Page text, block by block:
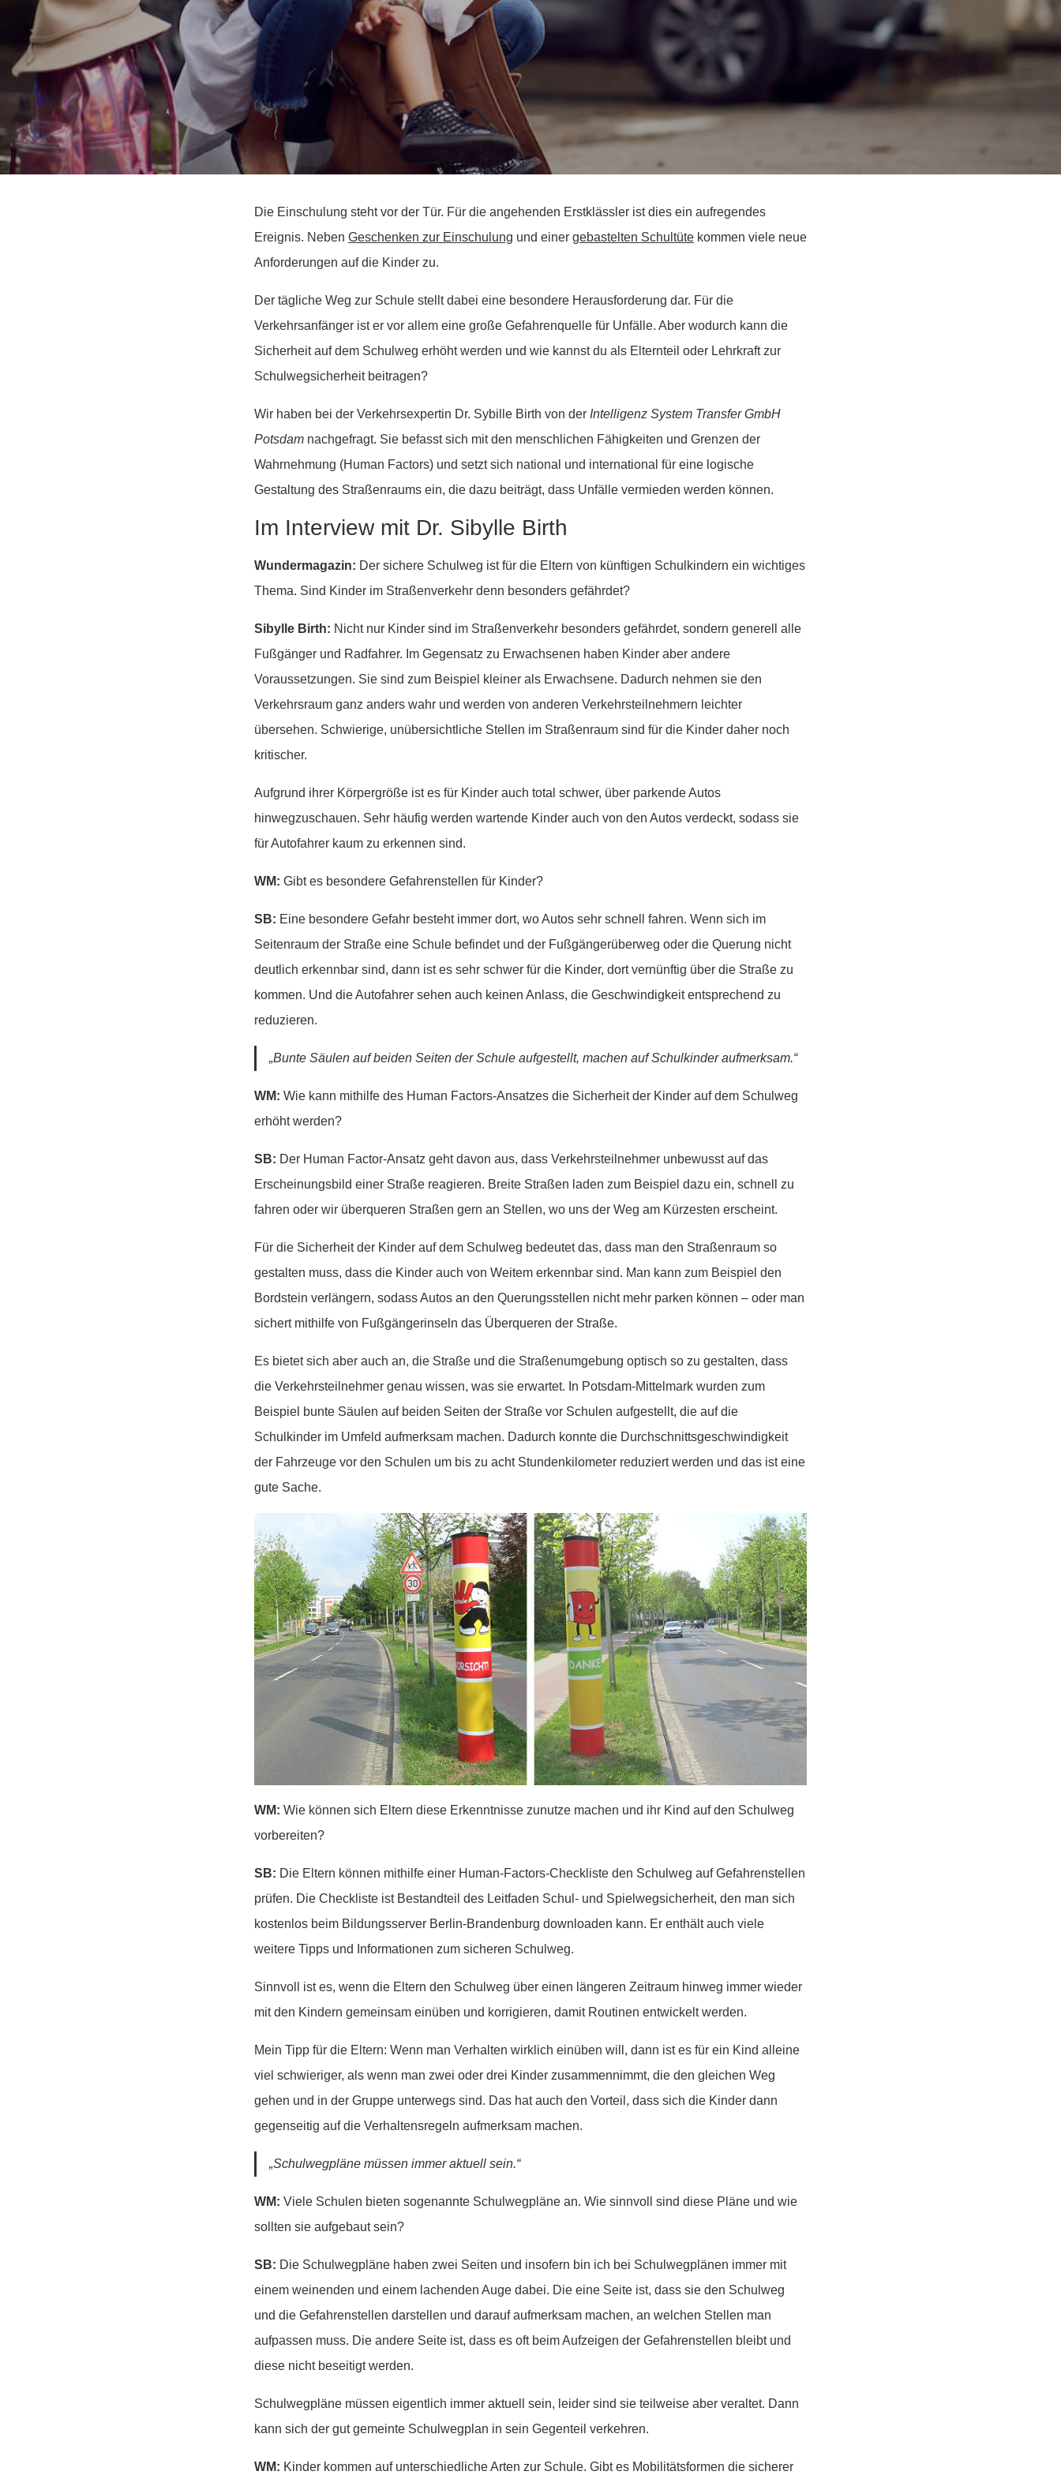
Die Einschulung steht vor der Tür. Für die angehenden Erstklässler ist dies ein aufregendes
Ereignis. Neben Geschenken zur Einschulung und einer gebastelten Schultüte kommen viele neue
Anforderungen auf die Kinder zu.
Der tägliche Weg zur Schule stellt dabei eine besondere Herausforderung dar. Für die
Verkehrsanfänger ist er vor allem eine große Gefahrenquelle für Unfälle. Aber wodurch kann die
Sicherheit auf dem Schulweg erhöht werden und wie kannst du als Elternteil oder Lehrkraft zur
Schulwegsicherheit beitragen?
Wir haben bei der Verkehrsexpertin Dr. Sybille Birth von der Intelligenz System Transfer GmbH
Potsdam nachgefragt. Sie befasst sich mit den menschlichen Fähigkeiten und Grenzen der
Wahrnehmung (Human Factors) und setzt sich national und international für eine logische
Gestaltung des Straßenraums ein, die dazu beiträgt, dass Unfälle vermieden werden können.
Im Interview mit Dr. Sibylle Birth
Wundermagazin: Der sichere Schulweg ist für die Eltern von künftigen Schulkindern ein wichtiges
Thema. Sind Kinder im Straßenverkehr denn besonders gefährdet?
Sibylle Birth: Nicht nur Kinder sind im Straßenverkehr besonders gefährdet, sondern generell alle
Fußgänger und Radfahrer. Im Gegensatz zu Erwachsenen haben Kinder aber andere
Voraussetzungen. Sie sind zum Beispiel kleiner als Erwachsene. Dadurch nehmen sie den
Verkehrsraum ganz anders wahr und werden von anderen Verkehrsteilnehmern leichter
übersehen. Schwierige, unübersichtliche Stellen im Straßenraum sind für die Kinder daher noch
kritischer.
Aufgrund ihrer Körpergröße ist es für Kinder auch total schwer, über parkende Autos
hinwegzuschauen. Sehr häufig werden wartende Kinder auch von den Autos verdeckt, sodass sie
für Autofahrer kaum zu erkennen sind.
WM: Gibt es besondere Gefahrenstellen für Kinder?
SB: Eine besondere Gefahr besteht immer dort, wo Autos sehr schnell fahren. Wenn sich im
Seitenraum der Straße eine Schule befindet und der Fußgängerüberweg oder die Querung nicht
deutlich erkennbar sind, dann ist es sehr schwer für die Kinder, dort vernünftig über die Straße zu
kommen. Und die Autofahrer sehen auch keinen Anlass, die Geschwindigkeit entsprechend zu
reduzieren.
„Bunte Säulen auf beiden Seiten der Schule aufgestellt, machen auf Schulkinder aufmerksam.“
WM: Wie kann mithilfe des Human Factors-Ansatzes die Sicherheit der Kinder auf dem Schulweg
erhöht werden?
SB: Der Human Factor-Ansatz geht davon aus, dass Verkehrsteilnehmer unbewusst auf das
Erscheinungsbild einer Straße reagieren. Breite Straßen laden zum Beispiel dazu ein, schnell zu
fahren oder wir überqueren Straßen gern an Stellen, wo uns der Weg am Kürzesten erscheint.
Für die Sicherheit der Kinder auf dem Schulweg bedeutet das, dass man den Straßenraum so
gestalten muss, dass die Kinder auch von Weitem erkennbar sind. Man kann zum Beispiel den
Bordstein verlängern, sodass Autos an den Querungsstellen nicht mehr parken können – oder man
sichert mithilfe von Fußgängerinseln das Überqueren der Straße.
Es bietet sich aber auch an, die Straße und die Straßenumgebung optisch so zu gestalten, dass
die Verkehrsteilnehmer genau wissen, was sie erwartet. In Potsdam-Mittelmark wurden zum
Beispiel bunte Säulen auf beiden Seiten der Straße vor Schulen aufgestellt, die auf die
Schulkinder im Umfeld aufmerksam machen. Dadurch konnte die Durchschnittsgeschwindigkeit
der Fahrzeuge vor den Schulen um bis zu acht Stundenkilometer reduziert werden und das ist eine
gute Sache.
WM: Wie können sich Eltern diese Erkenntnisse zunutze machen und ihr Kind auf den Schulweg
vorbereiten?
SB: Die Eltern können mithilfe einer Human-Factors-Checkliste den Schulweg auf Gefahrenstellen
prüfen. Die Checkliste ist Bestandteil des Leitfaden Schul- und Spielwegsicherheit, den man sich
kostenlos beim Bildungsserver Berlin-Brandenburg downloaden kann. Er enthält auch viele
weitere Tipps und Informationen zum sicheren Schulweg.
Sinnvoll ist es, wenn die Eltern den Schulweg über einen längeren Zeitraum hinweg immer wieder
mit den Kindern gemeinsam einüben und korrigieren, damit Routinen entwickelt werden.
Mein Tipp für die Eltern: Wenn man Verhalten wirklich einüben will, dann ist es für ein Kind alleine
viel schwieriger, als wenn man zwei oder drei Kinder zusammennimmt, die den gleichen Weg
gehen und in der Gruppe unterwegs sind. Das hat auch den Vorteil, dass sich die Kinder dann
gegenseitig auf die Verhaltensregeln aufmerksam machen.
„Schulwegpläne müssen immer aktuell sein.“
WM: Viele Schulen bieten sogenannte Schulwegpläne an. Wie sinnvoll sind diese Pläne und wie
sollten sie aufgebaut sein?
SB: Die Schulwegpläne haben zwei Seiten und insofern bin ich bei Schulwegplänen immer mit
einem weinenden und einem lachenden Auge dabei. Die eine Seite ist, dass sie den Schulweg
und die Gefahrenstellen darstellen und darauf aufmerksam machen, an welchen Stellen man
aufpassen muss. Die andere Seite ist, dass es oft beim Aufzeigen der Gefahrenstellen bleibt und
diese nicht beseitigt werden.
Schulwegpläne müssen eigentlich immer aktuell sein, leider sind sie teilweise aber veraltet. Dann
kann sich der gut gemeinte Schulwegplan in sein Gegenteil verkehren.
WM: Kinder kommen auf unterschiedliche Arten zur Schule. Gibt es Mobilitätsformen die sicherer